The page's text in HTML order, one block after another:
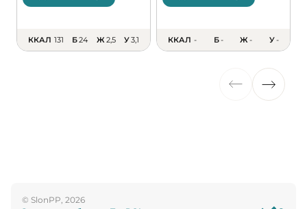
ККАЛ 131 Б24 Ж 2,5 У3,1 ККАЛ - Б- Ж - У-
© SlonPP, 2026